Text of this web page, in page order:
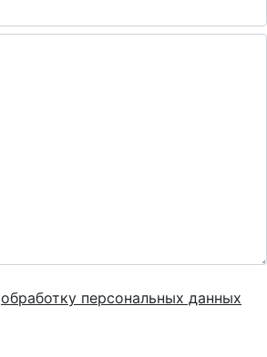
обработку персональных данных